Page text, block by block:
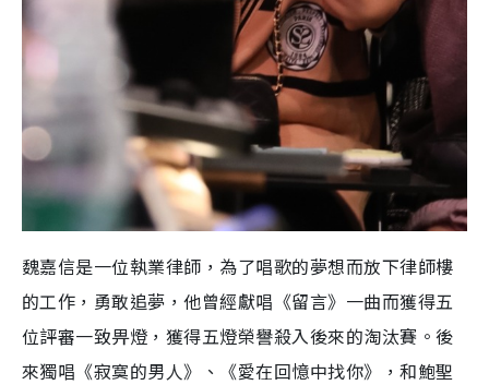
魏嘉信是一位執業律師，為了唱歌的夢想而放下律師樓
的工作，勇敢追夢，他曾經獻唱《留言》一曲而獲得五
位評審一致畀燈，獲得五燈榮譽殺入後來的淘汰賽。後
來獨唱《寂寞的男人》、《愛在回憶中找你》，和鮑聖